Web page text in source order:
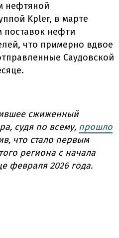
нефтяной
Kpler, в марте
поставок нефти
что примерно вдвое
Саудовской
сжиженный
судя по всему, прошло
что стало первым
региона с начала
февраля 2026 года.